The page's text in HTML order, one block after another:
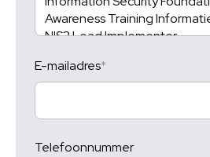
E-mailadres
Telefoonnummer